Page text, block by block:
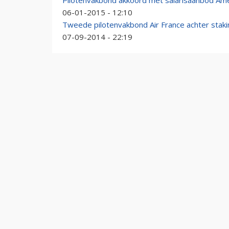
06-01-2015 - 12:10
Tweede pilotenvakbond Air France achter
07-09-2014 - 22:19